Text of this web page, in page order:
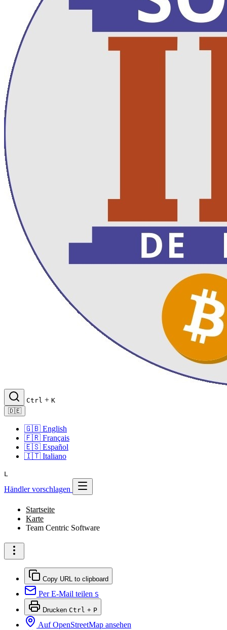
Ctrl + K
🇩🇪
🇬🇧 English
🇫🇷 Français
🇪🇸 Español
🇮🇹 Italiano
L
Händler vorschlagen
Startseite
Karte
Team Centric Software
Copy URL to clipboard
Per E-Mail teilen S
Drucken Ctrl + P
Auf OpenStreetMap ansehen